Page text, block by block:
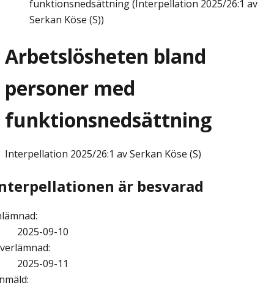
funktionsnedsättning (Interpellation 2025/26:1 av
Serkan Köse (S))
Arbetslösheten bland
personer med
funktionsnedsättning
Interpellation 2025/26:1 av Serkan Köse (S)
är besvarad
:
2025-09-10
:
2025-09-11
: